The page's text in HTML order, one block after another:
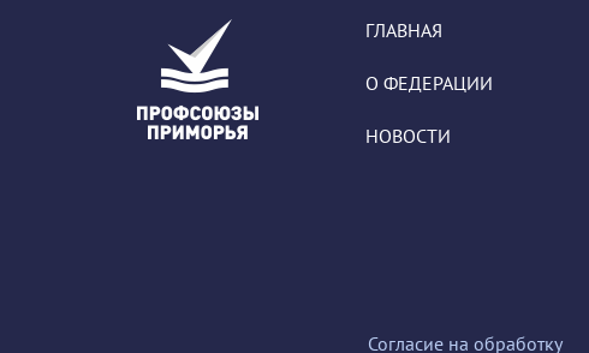
ГЛАВНАЯ
О ФЕДЕРАЦИИ
НОВОСТИ
Согласие на обработку